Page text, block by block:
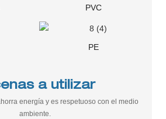
PVC
PE
a utilizar
energía y es respetuoso con el medio
ambiente.